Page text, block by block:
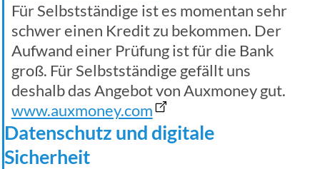
Für Selbstständige ist es momentan sehr
schwer einen Kredit zu bekommen. Der
Aufwand einer Prüfung ist für die Bank
groß. Für Selbstständige gefällt uns
deshalb das Angebot von Auxmoney gut.
www.auxmoney.com
Datenschutz und digitale
Sicherheit